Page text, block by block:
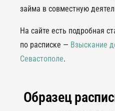
займа в совместную
На сайте есть подробная
по расписке — Взыскание
Севастополе.
Образец